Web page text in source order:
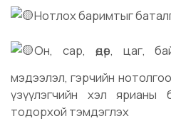
Нотлох баримтыг
Он, сар, өдөр, цаг,
мэдээлэл, гэрчийн
үзүүлэгчийн хэл ярианы
тодорхой тэмдэглэх